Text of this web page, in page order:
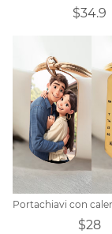
$34.9
$28